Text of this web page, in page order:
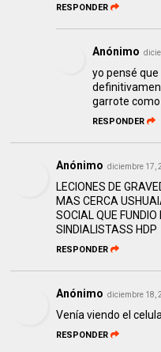
RESPONDER
Anónimo
yo pensé
garrote
RESPONDER
Anónimo diciembre 17,
LECIONES DE
MAS CERCA
SOCIAL QUE
SINDIALISTASS HDP
RESPONDER
Anónimo diciembre 18,
Venía viendo el
RESPONDER